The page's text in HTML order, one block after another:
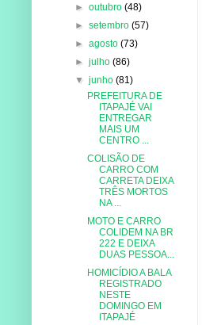
►outubro(48)
►setembro(57)
►agosto(73)
►julho(86)
▼junho(81)
PREFEITURA DE
ITAPAJÉ VAI
ENTREGAR
MAIS UM
CENTRO ...
COLISÃO DE
CARRO COM
CARRETA DEIXA
TRÊS MORTOS
NA ...
MOTO E CARRO
COLIDEM NA BR
222 E DEIXA
DUAS PESSOA...
HOMICÍDIO A BALA
REGISTRADO
NESTE
DOMINGO EM
ITAPAJÉ